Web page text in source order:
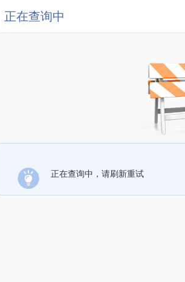
正在查询中
正在查询中，请刷新重试